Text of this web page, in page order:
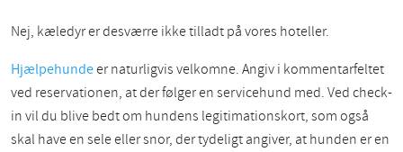
Nej, kæledyr er desværre ikke tilladt på vores hoteller.
Hjælpehundeer naturligvis velkomne. Angiv i kommentarfeltet
ved reservationen, at der følger en servicehund med. Ved check-
in vil du blive bedt om hundens legitimationskort, som også
skal have en sele eller snor, der tydeligt angiver, at hunden er en